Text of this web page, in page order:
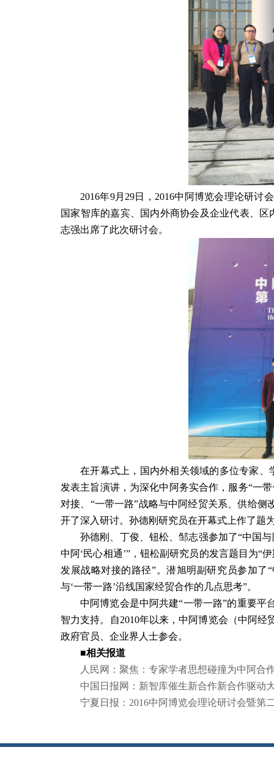
2016年9月 29日， 2016中阿博览会理论研讨
国家智库的嘉宾、国内外商协会及企业代表、区
志强出席了此次研讨会。
在开幕式上，国内外相关领域的多位专家、
发表主旨演讲，为深化中阿务实合作，服务“一
对接、“一带一路”战略与中阿经贸关系、供给
开了深入研讨。 孙德刚研究员在开幕式上作了题
孙德刚、丁俊、钮松、邹志强参加了“中国
中阿‘民心相通’”，钮松副研究员的发言题目为“
发展战略对接的路径”。潜旭明副研究员参加了“
与‘一带一路’沿线国家经贸合作的几点思考”。
中阿博览会是中阿共建“一带一路”的重要
智力支持。自2010年以来，中阿博览会（中阿经
政府官员、企业界人士参会。
■相关报道
人民网：聚焦：专家学者思想碰撞为中阿合
中国日报网：新智库催生新合作新合作驱动
宁夏日报： 2016中阿博览会理论研讨会暨第